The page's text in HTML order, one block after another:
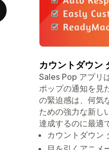
カウントダウン
Sales Pop アプリ
ポップの通知を見
の緊迫感は、何気
ための強力な新し
達成するのに最適
カウントダウン